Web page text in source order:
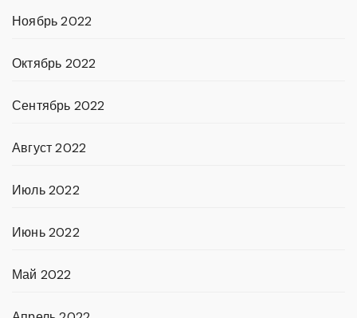
Ноябрь 2022
Октябрь 2022
Сентябрь 2022
Август 2022
Июль 2022
Июнь 2022
Май 2022